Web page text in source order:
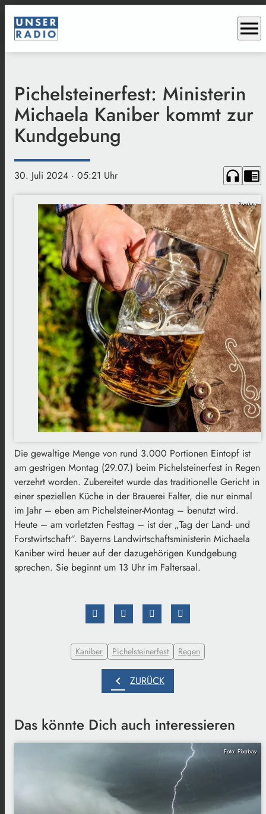
menu
Pichelsteinerfest: Ministerin
Michaela Kaniber kommt zur
Kundgebung
30. Juli 2024 · 05:21 Uhr headphones chrome_reader_mode
Pixabay
Die gewaltige Menge von rund 3.000 Portionen Eintopf ist
am gestrigen Montag (29.07.) beim Pichelsteinerfest in Regen
verzehrt worden. Zubereitet wurde das traditionelle Gericht in
einer speziellen Küche in der Brauerei Falter, die nur einmal
im Jahr – eben am Pichelsteiner-Montag – benutzt wird.
Heute – am vorletzten Festtag – ist der „Tag der Land- und
Forstwirtschaft“. Bayerns Landwirtschaftsministerin Michaela
Kaniber wird heuer auf der dazugehörigen Kundgebung
sprechen. Sie beginnt um 13 Uhr im Faltersaal.
Kaniber Pichelsteinerfest Regen
chevron_left ZURÜCK
Das könnte Dich auch interessieren
Foto: Pixabay